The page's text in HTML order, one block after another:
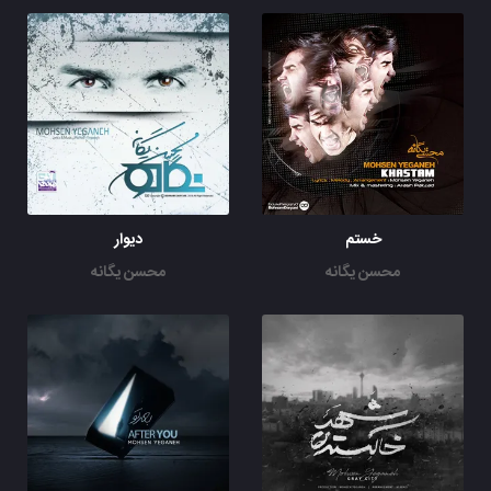
(حاکان)
سرگرمی تو
شده بازی با این دل غمگین و خستم
یادت نمی یاد
اون همه قول و قرارایی که با تو بستم
(یگانه)
با این همه ظلم
تو ببین باز چه جوری
(یگانه)
به خدا آهم میگیره دامن تو عاقبت یه روز
(چاووشی)
نگو بی خبری
خستم
محسن یگانه
دیوار
محسن یگانه